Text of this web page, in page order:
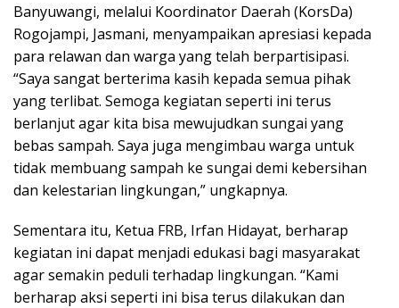
Banyuwangi, melalui Koordinator Daerah (KorsDa)
Rogojampi, Jasmani, menyampaikan apresiasi kepada
para relawan dan warga yang telah berpartisipasi.
“Saya sangat berterima kasih kepada semua pihak
yang terlibat. Semoga kegiatan seperti ini terus
berlanjut agar kita bisa mewujudkan sungai yang
bebas sampah. Saya juga mengimbau warga untuk
tidak membuang sampah ke sungai demi kebersihan
dan kelestarian lingkungan,” ungkapnya.
Sementara itu, Ketua FRB, Irfan Hidayat, berharap
kegiatan ini dapat menjadi edukasi bagi masyarakat
agar semakin peduli terhadap lingkungan. “Kami
berharap aksi seperti ini bisa terus dilakukan dan